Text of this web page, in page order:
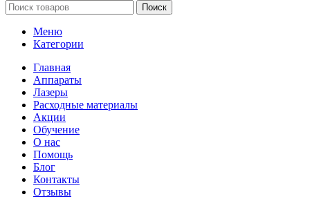
Поиск
Меню
Категории
Главная
Аппараты
Лазеры
Расходные материалы
Акции
Обучение
О нас
Помощь
Блог
Контакты
Отзывы